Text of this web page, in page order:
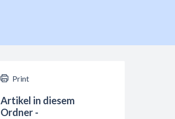
Print
Artikel in diesem
Ordner -